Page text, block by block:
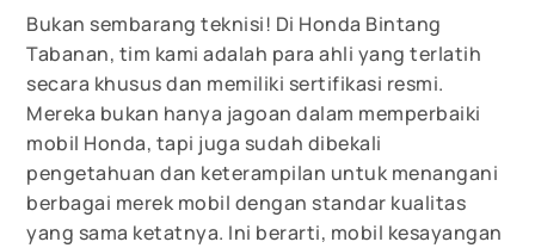
Bukan sembarang teknisi! Di Honda Bintang
Tabanan, tim kami adalah para ahli yang terlatih
secara khusus dan memiliki sertifikasi resmi.
Mereka bukan hanya jagoan dalam memperbaiki
mobil Honda, tapi juga sudah dibekali
pengetahuan dan keterampilan untuk menangani
berbagai merek mobil dengan standar kualitas
yang sama ketatnya. Ini berarti, mobil kesayangan